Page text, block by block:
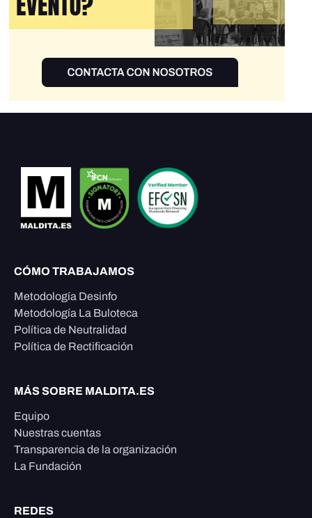
CÓMO TRABAJAMOS
Metodología Desinfo
Metodología La Buloteca
Política de Neutralidad
Política de Rectificación
MÁS SOBRE MALDITA.ES
Equipo
Nuestras cuentas
Transparencia de la organización
La Fundación
REDES